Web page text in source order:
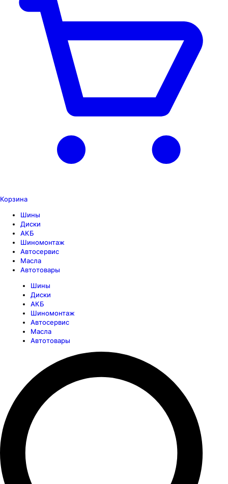
Корзина
Шины
Диски
АКБ
Шиномонтаж
Автосервис
Масла
Автотовары
Шины
Диски
АКБ
Шиномонтаж
Автосервис
Масла
Автотовары